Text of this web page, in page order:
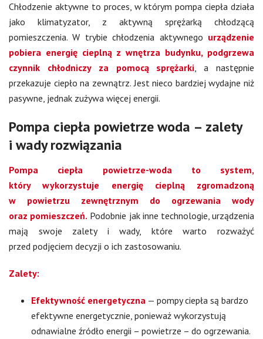
Chłodzenie aktywne to proces, w którym pompa ciepła działa
jako klimatyzator, z aktywną sprężarką chłodzącą
pomieszczenia. W trybie chłodzenia aktywnego urządzenie
pobiera energię cieplną z wnętrza budynku, podgrzewa
czynnik chłodniczy za pomocą sprężarki, a następnie
przekazuje ciepło na zewnątrz. Jest nieco bardziej wydajne niż
pasywne, jednak zużywa więcej energii.
Pompa ciepła powietrze woda – zalety
i wady rozwiązania
Pompa ciepła powietrze-woda to system,
który wykorzystuje energię cieplną zgromadzoną
w powietrzu zewnętrznym do ogrzewania wody
oraz pomieszczeń. Podobnie jak inne technologie, urządzenia
mają swoje zalety i wady, które warto rozważyć
przed podjęciem decyzji o ich zastosowaniu.
Zalety:
Efektywność energetyczna— pompy ciepła są bardzo
efektywne energetycznie, ponieważ wykorzystują
odnawialne źródło energii – powietrze – do ogrzewania.